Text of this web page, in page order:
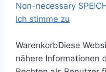
m
I
h
a
Non-necessary
Ich stimme zu
a
c
S
u
WarenkorbC
l
Diese
nähere Informationen